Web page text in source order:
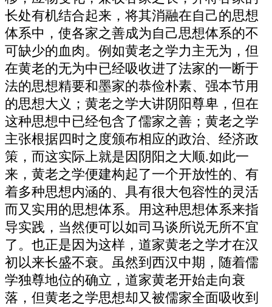
长处有机结合起来，将其消融在自己的思想
体系中，使各家之善成为自己思想体系的不
可缺少的血肉。例如黄老之学力主无为，但
在黄老的无为中已经吸收进了法家的一断于
法的思想精要和墨家的恭俭朴素、强本节用
的思想大义；黄老之学大讲阴阳尊卑，但在
这种思想中已经包含了儒家之善；黄老之学
主张根据四时之度颁布相应的政治、经济政
策，而这实际上就是因阴阳之大顺.如此一
来，黄老之学便建构起了一个开放性的、有
着多种思想内涵的、具有很大包容性的灵活
而又实用的思想体系。用这种思想体系来指
导实践，当然便可以如司马谈所说无所不宜
了。也正是因为这样，道家黄老之学才在汉
初以来长盛不衰。虽然到西汉中期，随着儒
学独尊地位的确立，道家黄老开始走向衰
落，但黄老之学思想却又被儒家全面吸收到